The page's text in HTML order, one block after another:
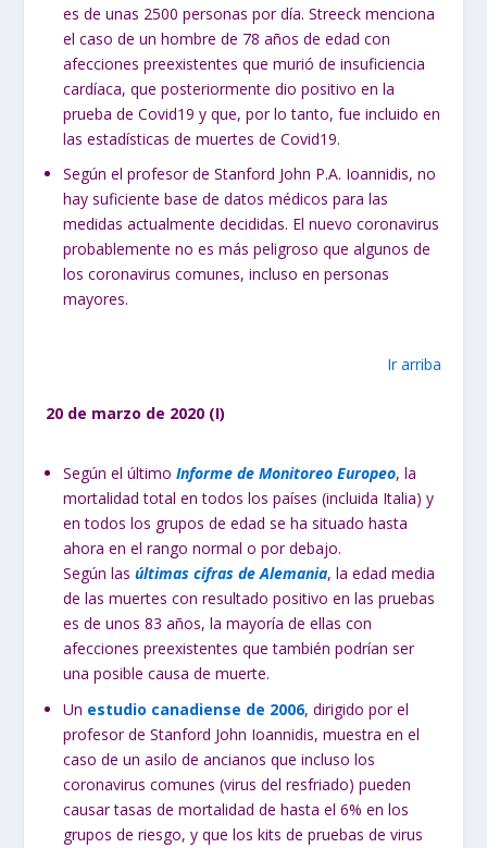
es de unas 2500 personas por día. Streeck menciona
el caso de un hombre de 78 años de edad con
afecciones preexistentes que murió de insuficiencia
cardíaca, que posteriormente dio positivo en la
prueba de Covid19 y que, por lo tanto, fue incluido en
las estadísticas de muertes de Covid19.
Según el profesor de Stanford John P.A. Ioannidis, no
hay suficiente base de datos médicos para las
medidas actualmente decididas. El nuevo coronavirus
probablemente no es más peligroso que algunos de
los coronavirus comunes, incluso en personas
mayores.
Ir arriba
20 de marzo de 2020 (I)
Según el últimoInforme de Monitoreo Europeo, la
mortalidad total en todos los países (incluida Italia) y
en todos los grupos de edad se ha situado hasta
ahora en el rango normal o por debajo.
Según lasúltimas cifras de Alemania, la edad media
de las muertes con resultado positivo en las pruebas
es de unos 83 años, la mayoría de ellas con
afecciones preexistentes que también podrían ser
una posible causa de muerte.
Un estudio canadiense de 2006, dirigido por el
profesor de Stanford John Ioannidis, muestra en el
caso de un asilo de ancianos que incluso los
coronavirus comunes (virus del resfriado) pueden
causar tasas de mortalidad de hasta el 6% en los
grupos de riesgo, y que los kits de pruebas de virus